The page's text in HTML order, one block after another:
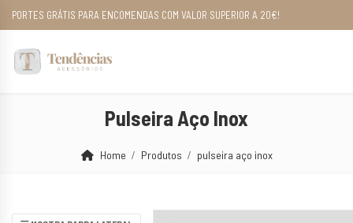
PORTES GRÁTIS PARA ENCOMENDAS COM VALOR SUPERIOR A 20€!
Pulseira Aço Inox
Home Produtos pulseira aço inox